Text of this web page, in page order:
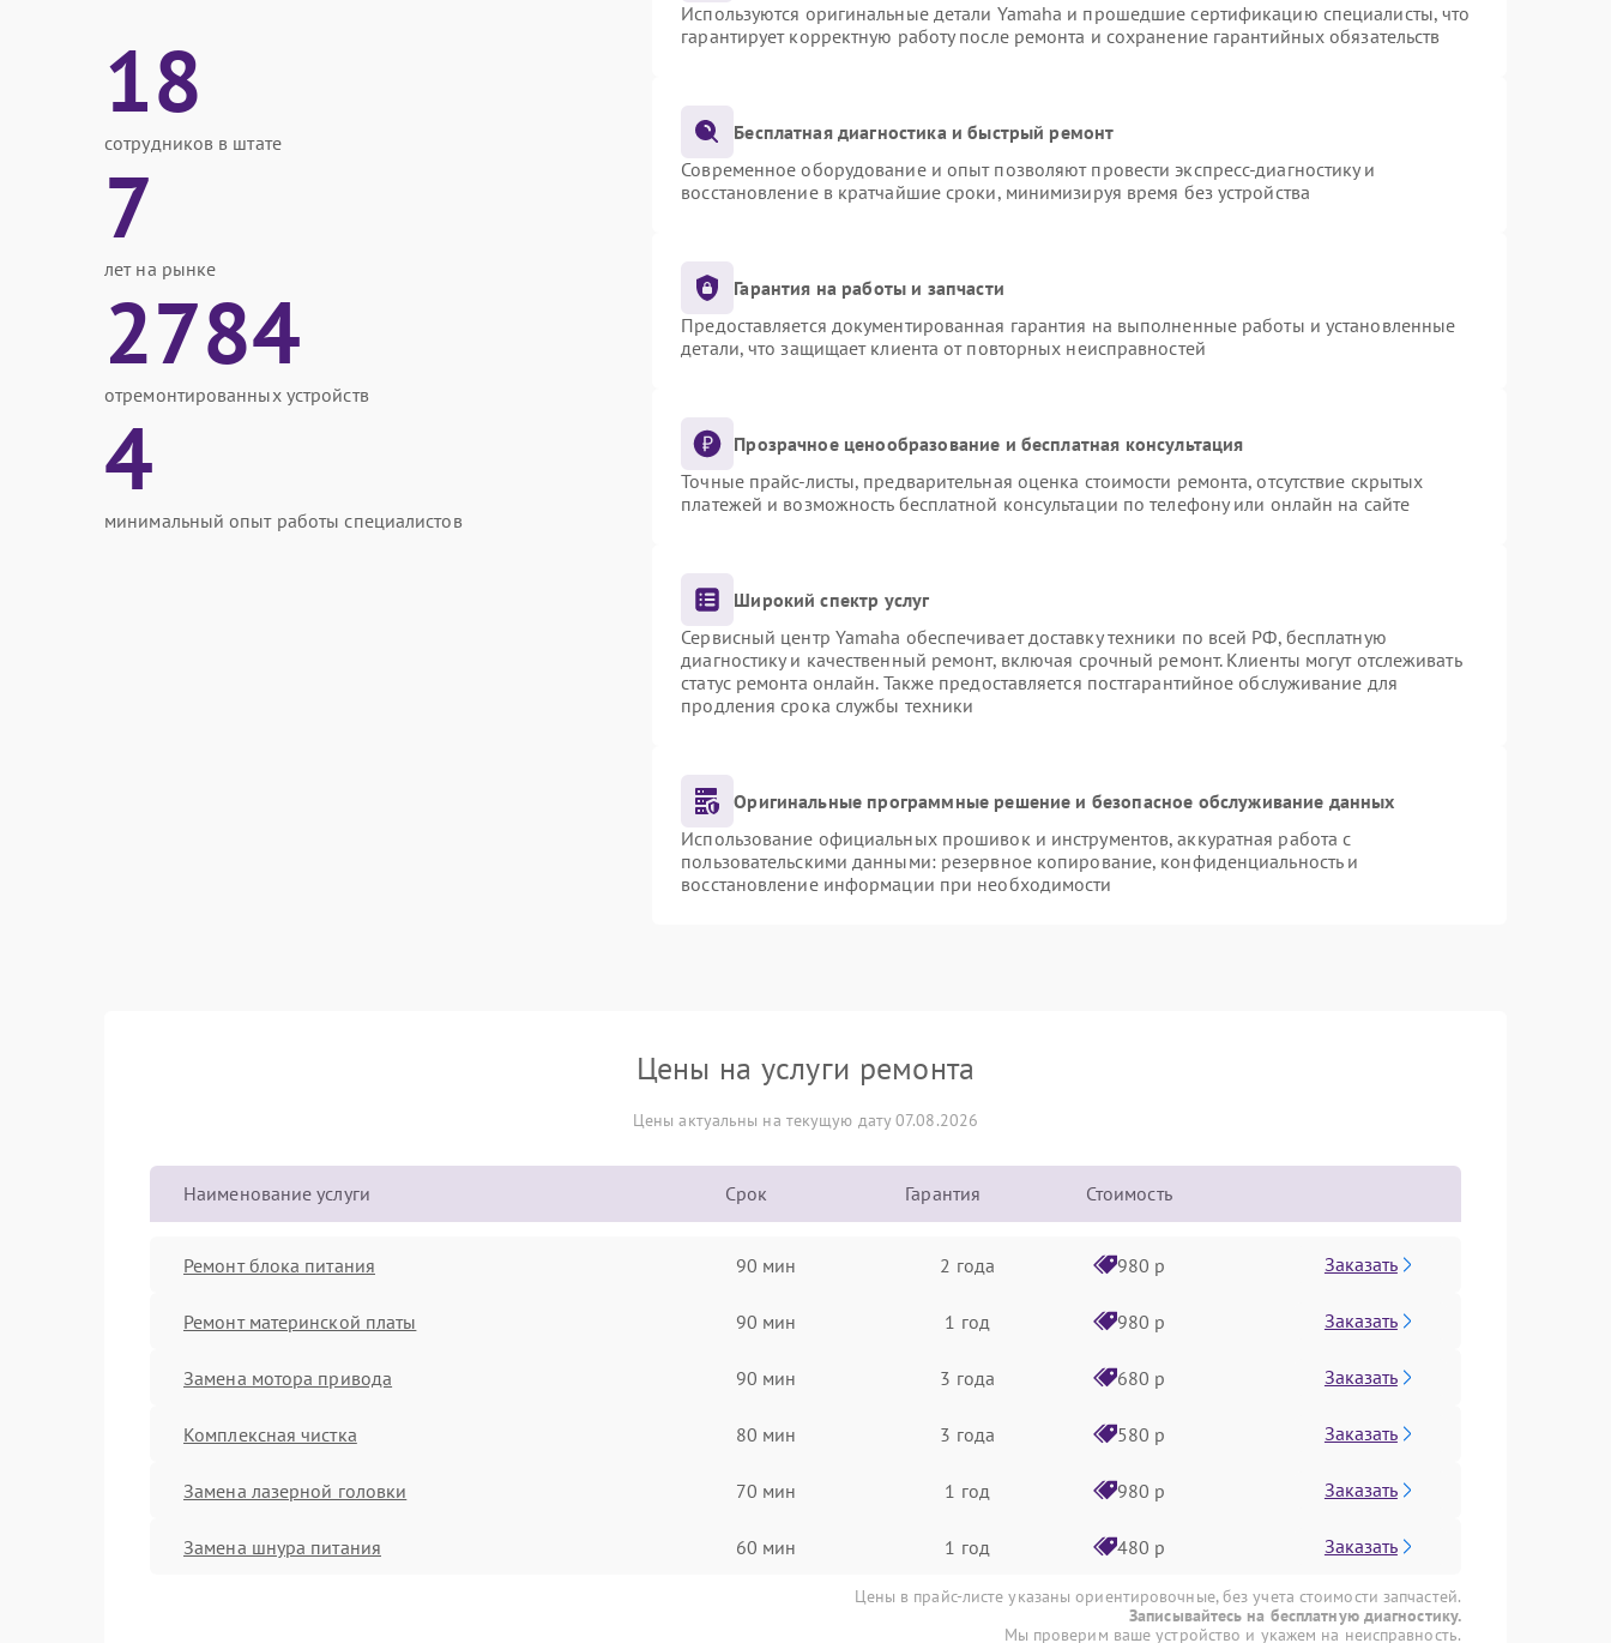
18
сотрудников в штате
7
лет на рынке
2784
отремонтированных устройств
4
минимальный опыт работы специалистов
Используются оригинальные детали Yamaha и прошедшие сертификацию специалисты, что
гарантирует корректную работу после ремонта и сохранение гарантийных обязательств
Бесплатная диагностика и быстрый ремонт
Современное оборудование и опыт позволяют провести экспресс-диагностику и
восстановление в кратчайшие сроки, минимизируя время без устройства
Гарантия на работы и запчасти
Предоставляется документированная гарантия на выполненные работы и установленные
детали, что защищает клиента от повторных неисправностей
Прозрачное ценообразование и бесплатная консультация
Точные прайс-листы, предварительная оценка стоимости ремонта, отсутствие скрытых
платежей и возможность бесплатной консультации по телефону или онлайн на сайте
Широкий спектр услуг
Сервисный центр Yamaha обеспечивает доставку техники по всей РФ, бесплатную
диагностику и качественный ремонт, включая срочный ремонт. Клиенты могут отслеживать
статус ремонта онлайн. Также предоставляется постгарантийное обслуживание для
продления срока службы техники
Оригинальные программные решение и безопасное обслуживание данных
Использование официальных прошивок и инструментов, аккуратная работа с
пользовательскими данными: резервное копирование, конфиденциальность и
восстановление информации при необходимости
Цены на услуги ремонта
Цены актуальны на текущую дату 07.08.2026
Наименование услуги Срок Гарантия Стоимость
Ремонт блока питания 90 мин 2 года 980 р Заказать
Ремонт материнской платы 90 мин 1 год 980 р Заказать
Замена мотора привода 90 мин 3 года 680 р Заказать
Комплексная чистка 80 мин 3 года 580 р Заказать
Замена лазерной головки 70 мин 1 год 980 р Заказать
Замена шнура питания 60 мин 1 год 480 р Заказать
Цены в прайс-листе указаны ориентировочные, без учета стоимости запчастей.
Записывайтесь на бесплатную диагностику.
Мы проверим ваше устройство и укажем на неисправность.